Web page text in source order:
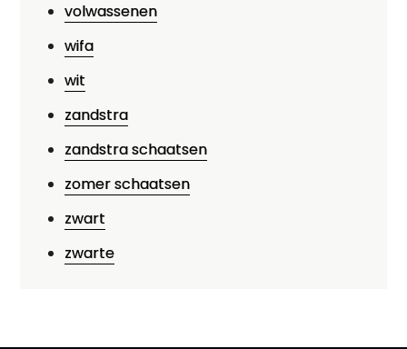
volwassenen
wifa
wit
zandstra
zandstra schaatsen
zomer schaatsen
zwart
zwarte